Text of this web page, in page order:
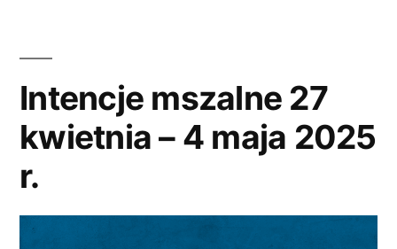
Intencje mszalne 27
kwietnia – 4 maja 2025
r.